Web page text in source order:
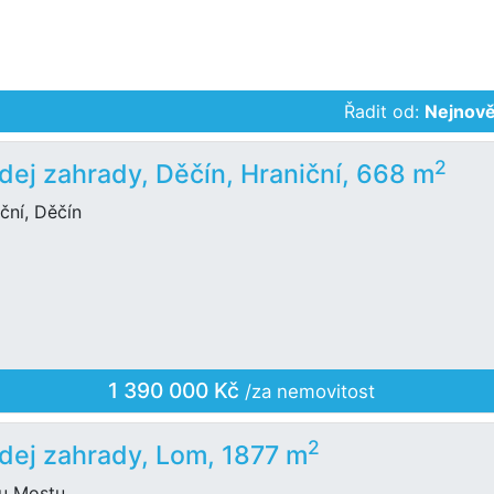
Řadit od:
zahrady, Děčín, Hraniční, 668 m2
Děčín
1 390 000 Kč /za nemovitost
zahrady, Lom, 1877 m2